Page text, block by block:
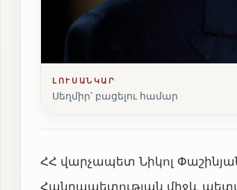
ԼՈՒՍԱՆԿԱՐ
Սեղմիր՝ բացելու համար
ՀՀ վարչապետ Նիկոլ
Հանրապետության միջև